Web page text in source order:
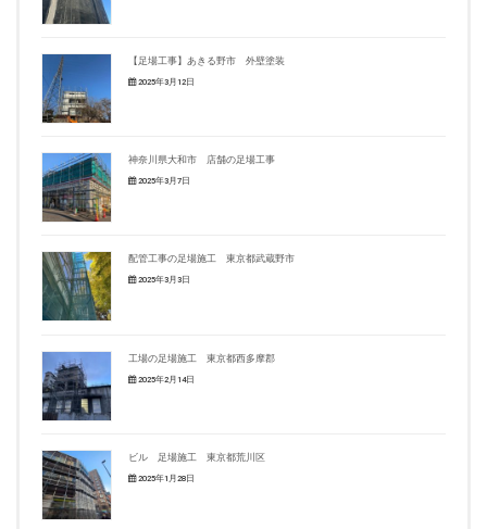
【足場工事】あきる野市 外壁塗装
2025年3月12日
神奈川県大和市 店舗の足場工事
2025年3月7日
配管工事の足場施工 東京都武蔵野市
2025年3月3日
工場の足場施工 東京都西多摩郡
2025年2月14日
ビル 足場施工 東京都荒川区
2025年1月28日